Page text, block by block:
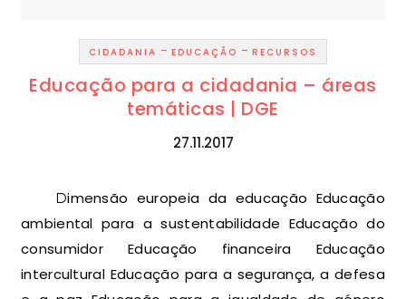
CIDADANIA - EDUCAÇÃO - RECURSOS
Educação para a cidadania – áreas
temáticas | DGE
27.11.2017
Dimensão europeia da educação Educação
ambiental para a sustentabilidade Educação do
consumidor Educação financeira Educação
intercultural Educação para a segurança, a defesa